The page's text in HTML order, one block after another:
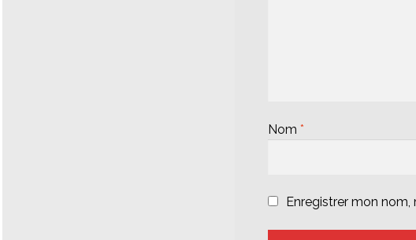
Nom *
Enregistrer mon